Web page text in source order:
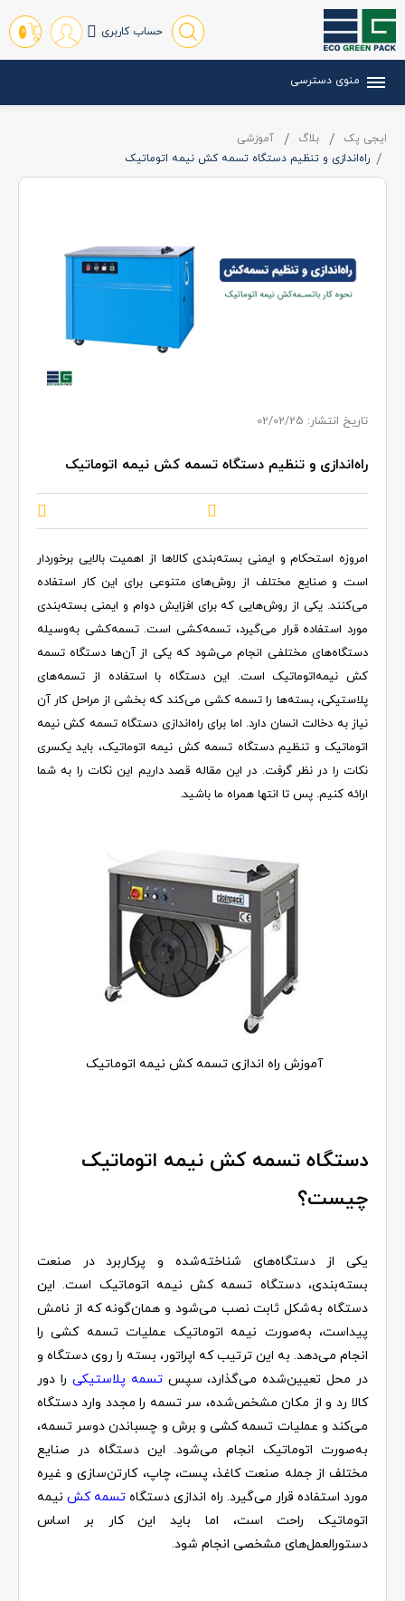
حساب کاربری 0
منوی دسترسی
ایجی پک بلاگ
آموزشی
راه‌اندازی و تنظیم دستگاه تسمه کش نیمه اتوماتیک
تاریخ انتشار: 02/02/25
راه‌اندازی و تنظیم دستگاه تسمه کش نیمه اتوماتیک
امروزه استحکام و ایمنی بسته‌بندی کالاها از اهمیت بالایی برخوردار
است و صنایع مختلف از روش‌های متنوعی برای این کار استفاده
می‌کنند. یکی از روش‌هایی که برای افزایش دوام و ایمنی بسته‌بندی
مورد استفاده قرار می‌گیرد، تسمه‌کشی است. تسمه‌کشی به‌وسیله
دستگاه‌های مختلفی انجام می‌شود که یکی از آن‌ها دستگاه تسمه
کش نیمه‌اتوماتیک است. این دستگاه با استفاده از تسمه‌های
پلاستیکی، بسته‌ها را تسمه کشی می‌کند که بخشی از مراحل کار آن
نیاز به دخالت انسان دارد. اما برای راه‌اندازی دستگاه تسمه کش نیمه
اتوماتیک و تنظیم دستگاه تسمه کش نیمه اتوماتیک، باید یکسری
نکات را در نظر گرفت. در این مقاله قصد داریم این نکات را به شما
ارائه کنیم. پس تا انتها همراه ما باشید.
آموزش راه اندازی تسمه کش نیمه اتوماتیک
دستگاه تسمه کش نیمه اتوماتیک
چیست؟
یکی از دستگاه‌های شناخته‌شده و پرکاربرد در صنعت
بسته‌بندی، دستگاه تسمه کش نیمه اتوماتیک است. این
دستگاه به‌شکل ثابت نصب می‌شود و همان‌گونه که از نامش
پیداست، به‌صورت نیمه‌ اتوماتیک عملیات تسمه کشی را
انجام می‌دهد. به این ترتیب که اپراتور، بسته را روی دستگاه و
در محل تعیین‌شده می‌گذارد، سپستسمه پلاستیکی را دور
کالا رد و از مکان مشخص‌شده، سر تسمه را مجدد وارد دستگاه
می‌کند و عملیات تسمه‌‌ کشی و برش و چسباندن دوسر تسمه،
به‌صورت اتوماتیک انجام می‌شود. این دستگاه در صنایع
مختلف از جمله صنعت کاغذ، پست، چاپ، کارتن‌سازی و غیره
مورد استفاده قرار می‌گیرد. راه اندازی دستگاه تسمه کشنیمه
اتوماتیک راحت است، اما باید این کار بر اساس
دستورالعمل‌های مشخصی انجام شود.